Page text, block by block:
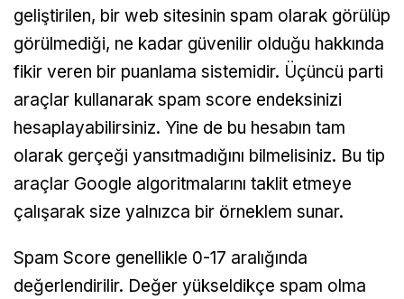
geliştirilen, bir web sitesinin spam olarak görülüp
görülmediği, ne kadar güvenilir olduğu hakkında
fikir veren bir puanlama sistemidir. Üçüncü parti
araçlar kullanarak spam score endeksinizi
hesaplayabilirsiniz. Yine de bu hesabın tam
olarak gerçeği yansıtmadığını bilmelisiniz. Bu tip
araçlar Google algoritmalarını taklit etmeye
çalışarak size yalnızca bir örneklem sunar.
Spam Score genellikle 0-17 aralığında
değerlendirilir. Değer yükseldikçe spam olma